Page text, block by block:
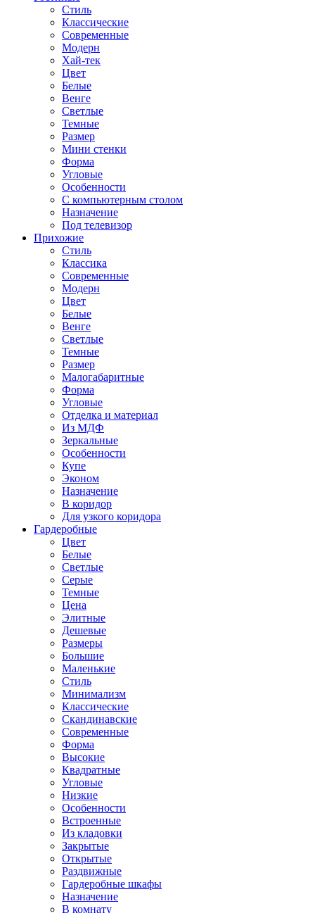
Стиль
Классические
Современные
Модерн
Хай-тек
Цвет
Белые
Венге
Светлые
Темные
Размер
Мини стенки
Форма
Угловые
Особенности
С компьютерным столом
Назначение
Под телевизор
Прихожие
Стиль
Классика
Современные
Модерн
Цвет
Белые
Венге
Светлые
Темные
Размер
Малогабаритные
Форма
Угловые
Отделка и материал
Из МДФ
Зеркальные
Особенности
Купе
Эконом
Назначение
В коридор
Для узкого коридора
Гардеробные
Цвет
Белые
Светлые
Серые
Темные
Цена
Элитные
Дешевые
Размеры
Большие
Маленькие
Стиль
Минимализм
Классические
Скандинавские
Современные
Форма
Высокие
Квадратные
Угловые
Низкие
Особенности
Встроенные
Из кладовки
Закрытые
Открытые
Раздвижные
Гардеробные шкафы
Назначение
В комнату